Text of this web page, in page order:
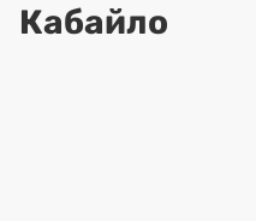
Кабайло